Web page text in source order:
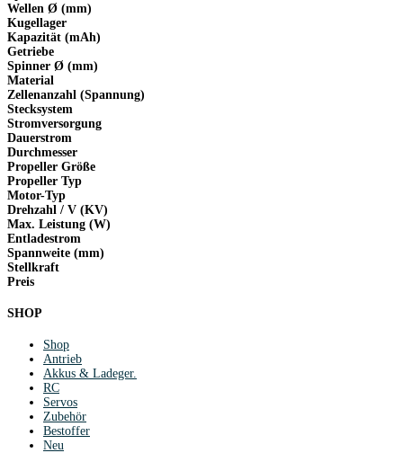
Wellen Ø (mm)
Kugellager
Kapazität (mAh)
Getriebe
Spinner Ø (mm)
Material
Zellenanzahl (Spannung)
Stecksystem
Stromversorgung
Dauerstrom
Durchmesser
Propeller Größe
Propeller Typ
Motor-Typ
Drehzahl / V (KV)
Max. Leistung (W)
Entladestrom
Spannweite (mm)
Stellkraft
Preis
SHOP
Shop
Antrieb
Akkus & Ladeger.
RC
Servos
Zubehör
Bestoffer
Neu